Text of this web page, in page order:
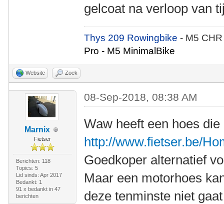
gelcoat na verloop van
Thys 209 Rowingbike- M5
Pro - M5 MinimalBike
Website Zoek
Marnix
Fietser
Berichten: 118
Topics: 5
Lid sinds: Apr 2017
Bedankt: 1
91 x bedankt in 47
berichten
08-Sep-2018, 08:38 AM
Waw heeft een hoes
http://www.fietser.be/
Goedkoper alternatief
Maar een motorhoes
deze tenminste niet